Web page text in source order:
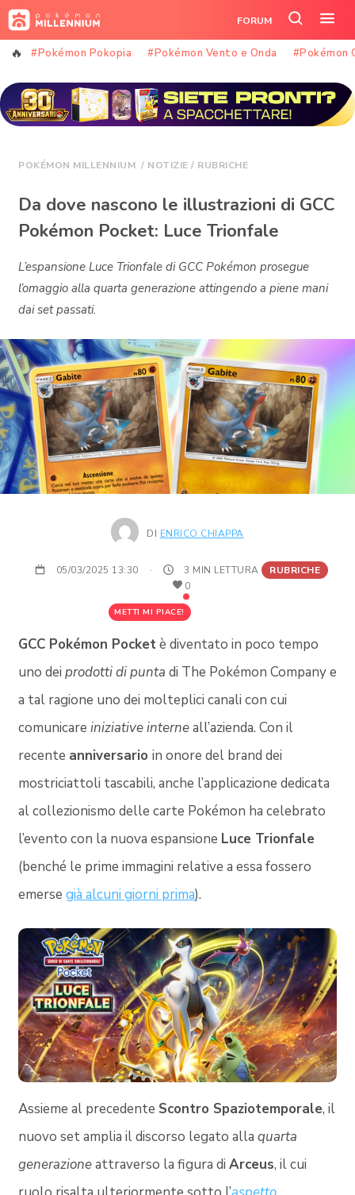
Vai
al
contenuto
FORUM
Cerca
nel il
#Pokémon Pokopia #Pokémon Vento e Onda #Pokémon
POKÉMON MILLENNIUM / NOTIZIE / RUBRICHE
Da dove nascono le illustrazioni di GCC
Pokémon Pocket: Luce Trionfale
L’espansione Luce Trionfale di GCC Pokémon prosegue
l’omaggio alla quarta generazione attingendo a piene mani
dai set passati.
DI ENRICO CHIAPPA
05/03/2025 13:30 · 3 MIN LETTURA RUBRICHE
METTI MI PIACE!
0
GCC Pokémon Pocketè diventato in poco tempo
uno dei prodotti di punta di The Pokémon Company e
a tal ragione uno dei molteplici canali con cui
comunicare iniziative interneall’azienda. Con il
recente anniversario in onore del brand dei
mostriciattoli tascabili, anche l’applicazione dedicata
al collezionismo delle carte Pokémon ha celebrato
l’evento con la nuova espansione Luce Trionfale
(benché le prime immagini relative a essa fossero
emerse già alcuni giorni prima).
Assieme al precedente Scontro Spaziotemporale, il
nuovo set amplia il discorso legato alla quarta
generazioneattraverso la figura di Arceus, il cui